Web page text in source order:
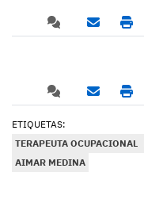
ETIQUETAS:
TERAPEUTA OCUPACIONAL
AIMAR MEDINA